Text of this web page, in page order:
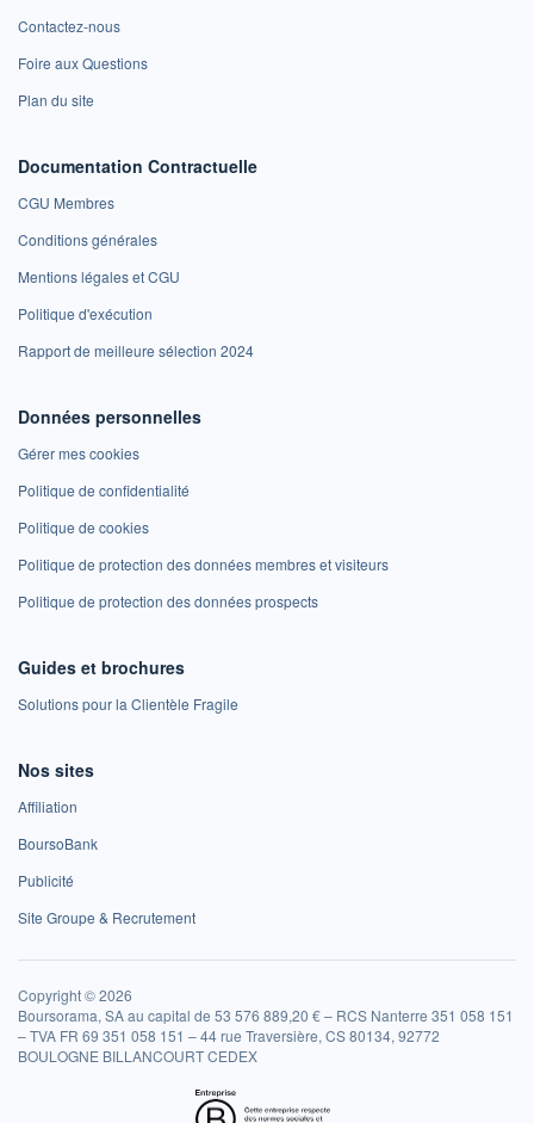
Contactez-nous
Foire aux Questions
Plan du site
Documentation Contractuelle
CGU Membres
Conditions générales
Mentions légales et CGU
Politique d'exécution
Rapport de meilleure sélection 2024
Données personnelles
Gérer mes cookies
Politique de confidentialité
Politique de cookies
Politique de protection des données membres et visiteurs
Politique de protection des données prospects
Guides et brochures
Solutions pour la Clientèle Fragile
Nos sites
Affiliation
BoursoBank
Publicité
Site Groupe & Recrutement
Copyright © 2026
Boursorama, SA au capital de 53 576 889,20 € – RCS Nanterre 351 058 151
– TVA FR 69 351 058 151 – 44 rue Traversière, CS 80134, 92772
BOULOGNE BILLANCOURT CEDEX